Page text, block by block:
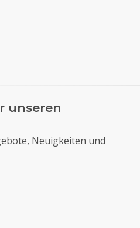
unseren
Neuigkeiten und